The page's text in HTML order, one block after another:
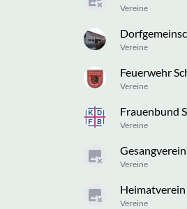
Vereine
Vereine
Feuerwehr
Vereine
Frauenbund
Vereine
Gesangverein
Vereine
Heimatverein
Vereine